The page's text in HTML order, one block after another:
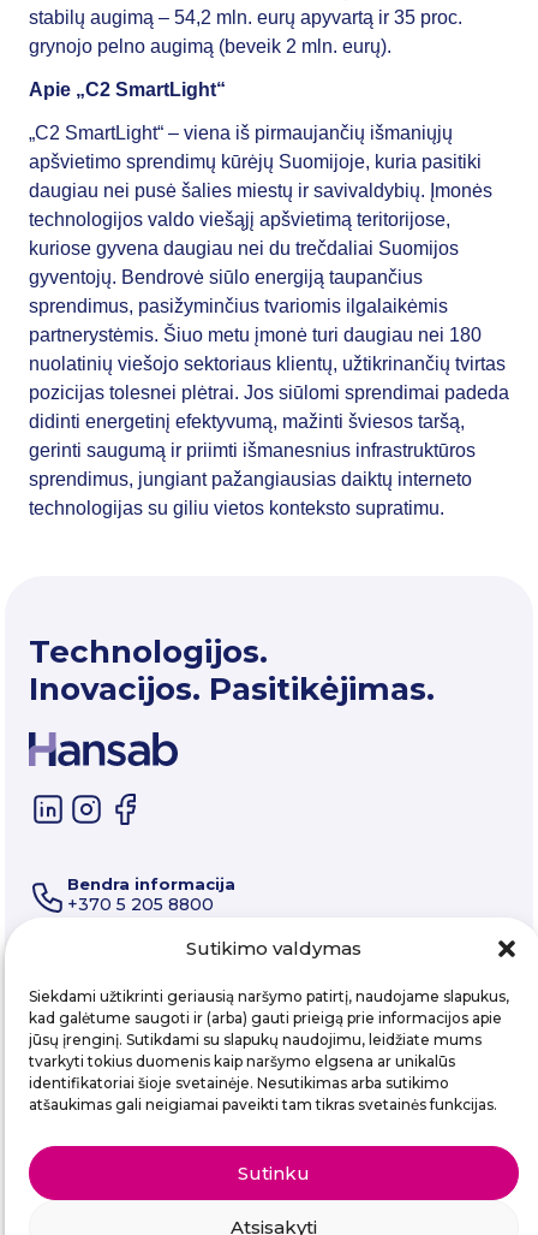
Sutikimo valdymas
Siekdami užtikrinti geriausią naršymo patirtį, naudojame slapukus,
kad galėtume saugoti ir (arba) gauti prieigą prie informacijos apie
jūsų įrenginį. Sutikdami su slapukų naudojimu, leidžiate mums
tvarkyti tokius duomenis kaip naršymo elgsena ar unikalūs
identifikatoriai šioje svetainėje. Nesutikimas arba sutikimo
atšaukimas gali neigiamai paveikti tam tikras svetainės funkcijas.
Sutinku
Atsisakyti
stabilų augimą – 54,2 mln. eurų apyvartą ir 35 proc.
grynojo pelno augimą (beveik 2 mln. eurų).
Apie „C2 SmartLight“
„C2 SmartLight“ – viena iš pirmaujančių išmaniųjų
apšvietimo sprendimų kūrėjų Suomijoje, kuria pasitiki
daugiau nei pusė šalies miestų ir savivaldybių. Įmonės
technologijos valdo viešąjį apšvietimą teritorijose,
kuriose gyvena daugiau nei du trečdaliai Suomijos
gyventojų. Bendrovė siūlo energiją taupančius
sprendimus, pasižyminčius tvariomis ilgalaikėmis
partnerystėmis. Šiuo metu įmonė turi daugiau nei 180
nuolatinių viešojo sektoriaus klientų, užtikrinančių tvirtas
pozicijas tolesnei plėtrai. Jos siūlomi sprendimai padeda
didinti energetinį efektyvumą, mažinti šviesos taršą,
gerinti saugumą ir priimti išmanesnius infrastruktūros
sprendimus, jungiant pažangiausias daiktų interneto
technologijas su giliu vietos konteksto supratimu.
Technologijos.
Inovacijos. Pasitikėjimas.
Bendra informacija
+370 5 205 8800
+370 5 205 8822
info@hansab.lt
Prisijunkite prie mūsų naujienlaiškio
Email